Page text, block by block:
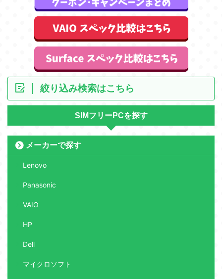
絞り込み検索はこちら
SIMフリーPCを探す
メーカーで探す
Lenovo
Panasonic
VAIO
HP
Dell
マイクロソフト